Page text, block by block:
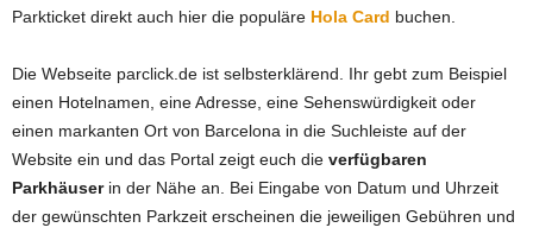
Parkticket direkt auch hier die populäre Hola Card buchen.
Die Webseite parclick.de ist selbsterklärend. Ihr gebt zum Beispiel
einen Hotelnamen, eine Adresse, eine Sehenswürdigkeit oder
einen markanten Ort von Barcelona in die Suchleiste auf der
Website ein und das Portal zeigt euch die verfügbaren
Parkhäuserin der Nähe an. Bei Eingabe von Datum und Uhrzeit
der gewünschten Parkzeit erscheinen die jeweiligen Gebühren und